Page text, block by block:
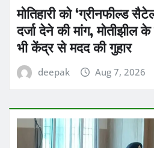
मोतिहारी को ‘ग्रीनफील्ड
दर्जा देने की मांग, मोतीझील
भी केंद्र से मदद की गुहार
deepak Aug 7, 2026